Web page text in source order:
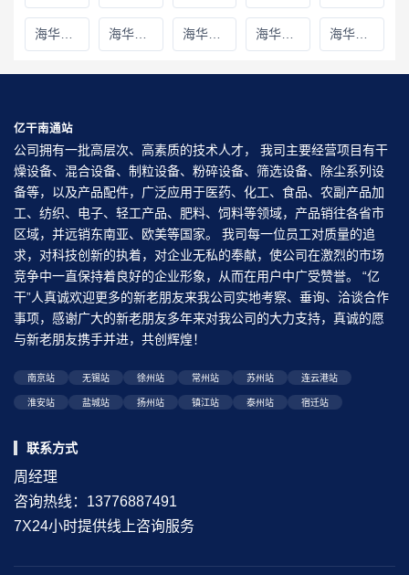
海华财务成都线上分站 海华财务遂宁线上分站 海华财务广元线上分站 海华财务广安线上分站 海华财务德阳线上分站
亿干南通站
公司拥有一批高层次、高素质的技术人才， 我司主要经营项目有干
燥设备、混合设备、制粒设备、粉碎设备、筛选设备、除尘系列设
备等，以及产品配件，广泛应用于医药、化工、食品、农副产品加
工、纺织、电子、轻工产品、肥料、饲料等领域，产品销往各省市
区域，并远销东南亚、欧美等国家。 我司每一位员工对质量的追
求，对科技创新的执着，对企业无私的奉献，使公司在激烈的市场
竞争中一直保持着良好的企业形象，从而在用户中广受赞誉。 “亿
干”人真诚欢迎更多的新老朋友来我公司实地考察、垂询、洽谈合作
事项，感谢广大的新老朋友多年来对我公司的大力支持，真诚的愿
与新老朋友携手并进，共创辉煌！
南京站 无锡站 徐州站 常州站 苏州站 连云港站
淮安站 盐城站 扬州站 镇江站 泰州站 宿迁站
联系方式
周经理
咨询热线：13776887491
7X24小时提供线上咨询服务